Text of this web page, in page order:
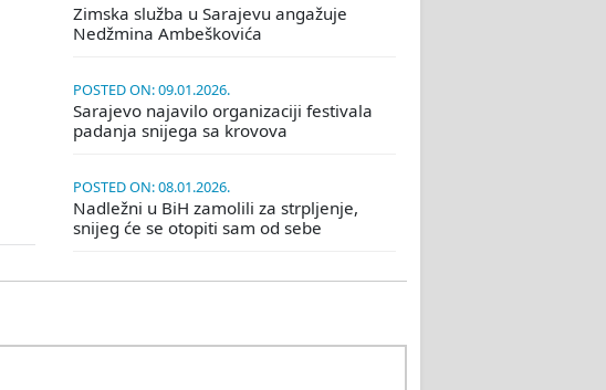
Zimska služba u Sarajevu angažuje
Nedžmina Ambeškovića
POSTED ON: 09.01.2026.
Sarajevo najavilo organizaciji festivala
padanja snijega sa krovova
POSTED ON: 08.01.2026.
Nadležni u BiH zamolili za strpljenje,
snijeg će se otopiti sam od sebe